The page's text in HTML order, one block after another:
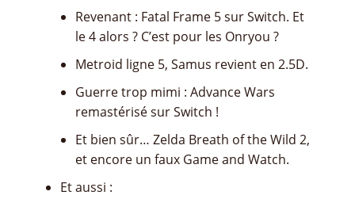
Revenant : Fatal Frame 5 sur Switch. Et
le 4 alors ? C’est pour les Onryou ?
Metroid ligne 5, Samus revient en 2.5D.
Guerre trop mimi : Advance Wars
remastérisé sur Switch !
Et bien sûr… Zelda Breath of the Wild 2,
et encore un faux Game and Watch.
Et aussi :